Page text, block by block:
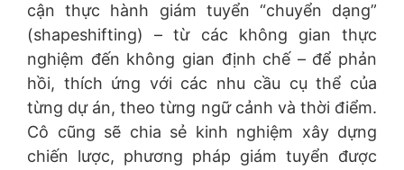
cận thực hành giám tuyển “chuyển dạng”
(shapeshifting) – từ các không gian thực
nghiệm đến không gian định chế – để phản
hồi, thích ứng với các nhu cầu cụ thể của
từng dự án, theo từng ngữ cảnh và thời điểm.
Cô cũng sẽ chia sẻ kinh nghiệm xây dựng
chiến lược, phương pháp giám tuyển được